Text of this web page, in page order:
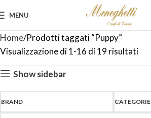
MENU
Home Prodotti taggati “Puppy”
Visualizzazione di 1-16 di 19 risultati
Show sidebar
BRAND CATEGORIE